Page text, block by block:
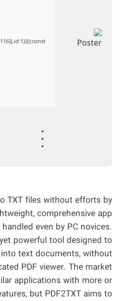
TXT files without efforts by
comprehensive app
even by PC novices.
powerful tool designed to
text documents, without
PDF viewer. The market
applications with more or
but PDF2TXT aims to